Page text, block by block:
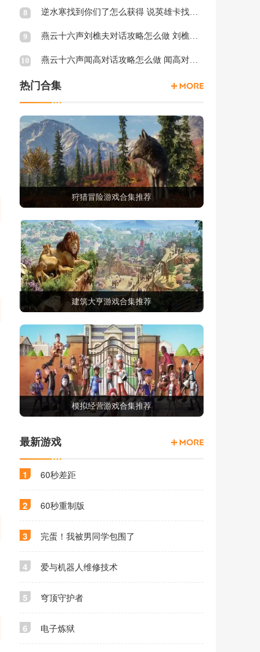
8 逆水寒找到你们了怎么获得 说英雄卡找到你们了获得方法
9 燕云十六声刘樵夫对话攻略怎么做 刘樵夫对话结交攻略一览
10 燕云十六声闻高对话攻略怎么做 闻高对话结交攻略一览
热门合集
狩猎冒险游戏合集推荐
建筑大亨游戏合集推荐
模拟经营游戏合集推荐
最新游戏
1 60秒差距
2 60秒重制版
3 完蛋！我被男同学包围了
4 爱与机器人维修技术
5 穹顶守护者
6 电子炼狱